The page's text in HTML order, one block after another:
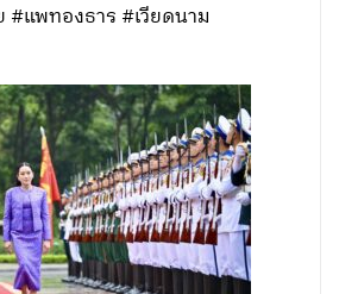
#แพทองธาร #เวียดนาม